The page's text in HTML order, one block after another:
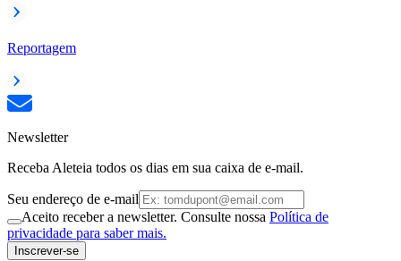
Reportagem
Newsletter
Receba Aleteia todos os dias em sua caixa de e-mail.
Seu endereço de e-mail
Aceito receber a newsletter. Consulte nossa Política de
privacidade para saber mais.
Inscrever-se